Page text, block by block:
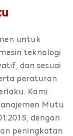
untuk
teknologi
dan sesuai
peraturan
Kami
Mutu
dengan
peningkatan